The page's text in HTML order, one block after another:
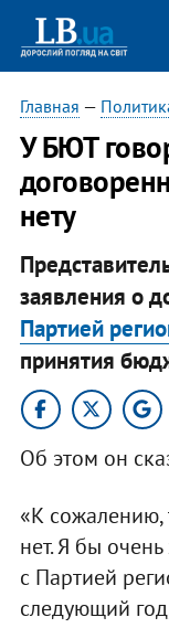
Главная —
У БЮТ
нету
заявления о
Партией
принятия
Об этом он
«К сожалению,
нет. Я бы
с Партией
следующий